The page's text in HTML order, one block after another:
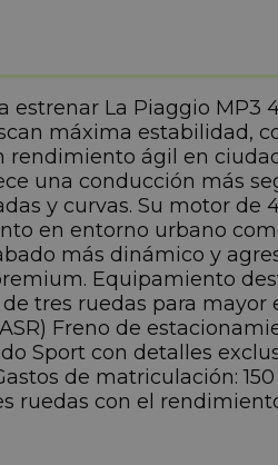
estrenar La Piaggio MP3
máxima estabilidad,
ágil en
una conducción más
y curvas. Su motor de
en entorno urbano
más dinámico y
Equipamiento
tres ruedas para
Freno de
Sport con detalles
de matriculación:
ruedas con el